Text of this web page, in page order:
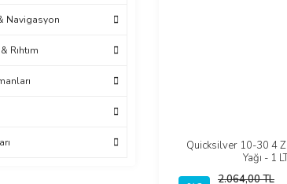
Navigasyon
Rıhtım
Quicksilver 10-30 4
Yağı - 1
2.064,00 TL